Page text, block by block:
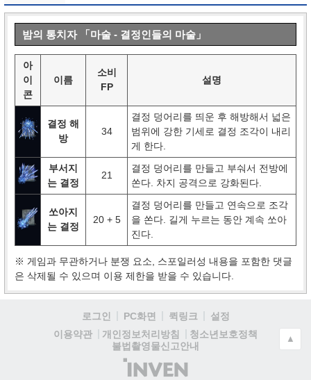
밤의 통치자 「마술 - 결정인들의 마술」
아
이
콘
이름
소비
FP
설명
결정 해
방
34
결정 덩어리를 띄운 후 해방해서 넓은
범위에 강한 기세로 결정 조각이 내리
게 한다.
부서지
는 결정
21
결정 덩어리를 만들고 부숴서 전방에
쏜다. 차지 공격으로 강화된다.
쏘아지
는 결정
20 + 5
결정 덩어리를 만들고 연속으로 조각
을 쏜다. 길게 누르는 동안 계속 쏘아
진다.
※ 게임과 무관하거나 분쟁 요소, 스포일러성 내용을 포함한 댓글
은 삭제될 수 있으며 이용 제한을 받을 수 있습니다.
로그인 PC화면 퀵링크
설정
이용약관
개인정보처리방침
청소년보호정책
불법촬영물신고안내
(주)
▲